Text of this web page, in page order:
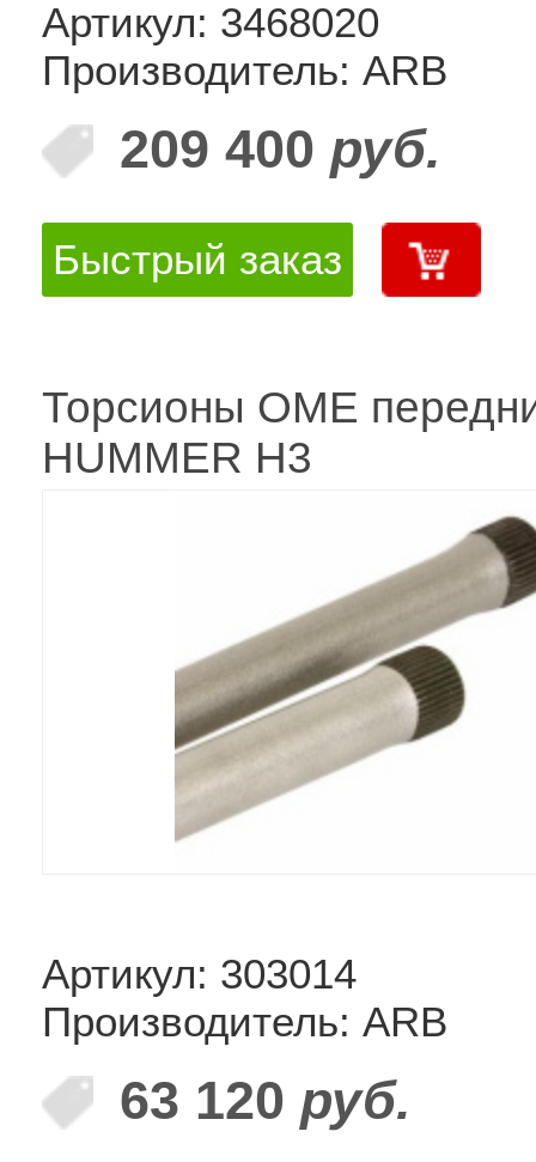
Артикул: 3468020
Производитель: ARB
209 400 руб.
Быстрый заказ
Торсионы OME
HUMMER H3
Артикул: 303014
Производитель: ARB
63 120 руб.